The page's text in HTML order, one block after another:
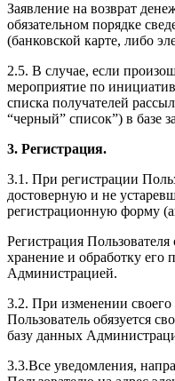
Заявление на возврат
обязательном порядке
(банковской карте, либо
2.5. В случае, если
мероприятие по
списка получателей
“черный” список”) в базе
3. Регистрация.
3.1. При регистрации
достоверную и не
регистрационную форму
Регистрация Пользователя
хранение и обработку его
Администрацией.
3.2. При изменении своего
Пользователь обязуется
базу данных
3.3.Все уведомления,